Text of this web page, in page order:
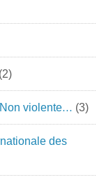
(2)
violente… (3)
des